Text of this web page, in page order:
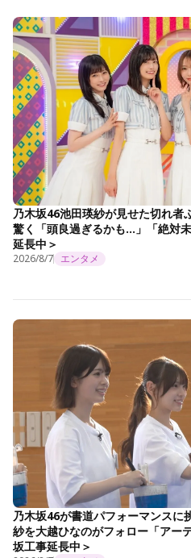
乃木坂46池田瑛紗が見せた切れ
驚く「頭良過ぎるかも…」「絶対
延長中＞
2026/8/7 エンタメ
乃木坂46が書道パフォーマンス
紗を大越ひなのがフォロー「アー
坂工事延長中＞